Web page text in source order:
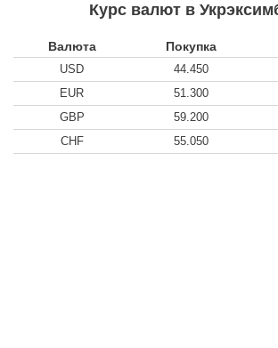
Курс валют в
Валюта Покупка
USD 44.450
EUR
51.300
GBP
59.200
CHF
55.050